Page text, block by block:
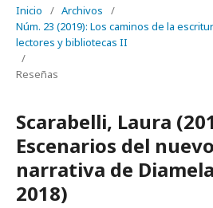
Inicio / Archivos
/
Núm. 23 (2019): Los caminos de la
lectores y bibliotecas II
/
Reseñas
Scarabelli, Laura
Escenarios del
narrativa de
2018)